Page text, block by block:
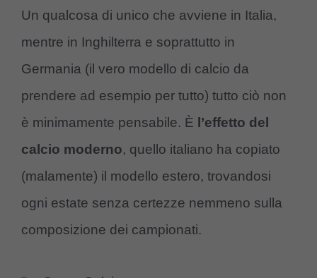
Un qualcosa di unico che avviene in Italia,
mentre in Inghilterra e soprattutto in
Germania (il vero modello di calcio da
prendere ad esempio per tutto) tutto ciò non
è minimamente pensabile. È l’effetto del
calcio moderno, quello italiano ha copiato
(malamente) il modello estero, trovandosi
ogni estate senza certezze nemmeno sulla
composizione dei campionati.